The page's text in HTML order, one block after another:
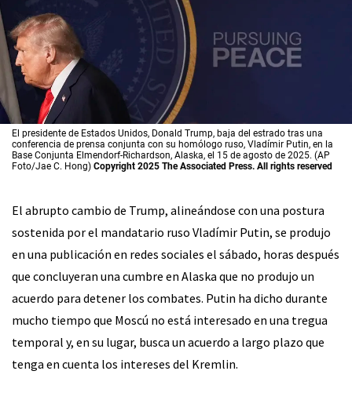
El presidente de Estados Unidos, Donald Trump, baja del estrado tras una
conferencia de prensa conjunta con su homólogo ruso, Vladímir Putin, en la
Base Conjunta Elmendorf-Richardson, Alaska, el 15 de agosto de 2025. (AP
Foto/Jae C. Hong) Copyright 2025 The Associated Press. All rights reserved
El abrupto cambio de Trump, alineándose con una postura
sostenida por el mandatario ruso Vladímir Putin, se produjo
en una publicación en redes sociales el sábado, horas después
que concluyeran una cumbre en Alaska que no produjo un
acuerdo para detener los combates. Putin ha dicho durante
mucho tiempo que Moscú no está interesado en una tregua
temporal y, en su lugar, busca un acuerdo a largo plazo que
tenga en cuenta los intereses del Kremlin.